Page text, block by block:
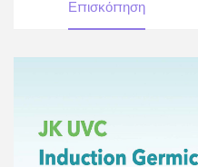
Επισκόπηση